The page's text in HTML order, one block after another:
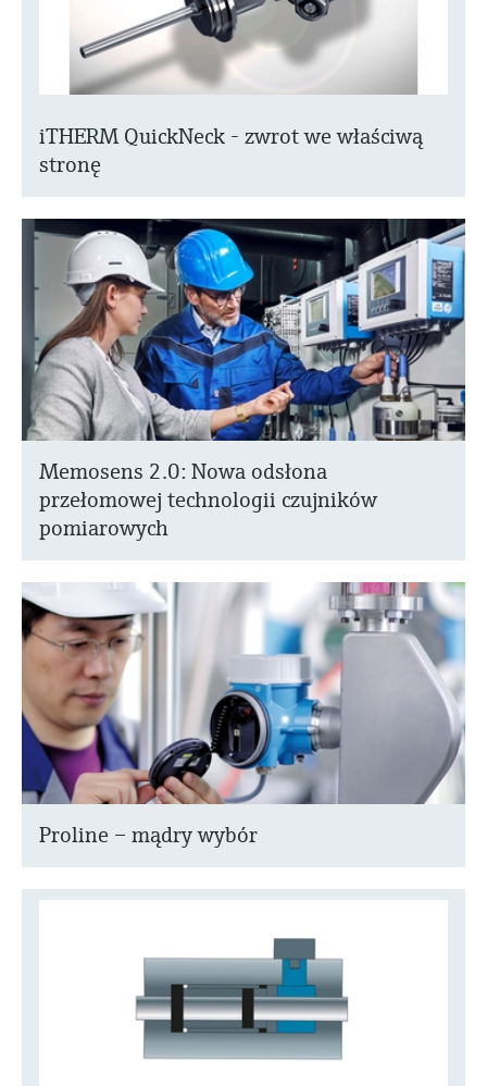
iTHERM QuickNeck - zwrot we właściwą
stronę
Memosens 2.0: Nowa odsłona
przełomowej technologii czujników
pomiarowych
Proline – mądry wybór